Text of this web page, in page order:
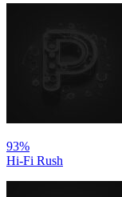
93%
Hi-Fi Rush